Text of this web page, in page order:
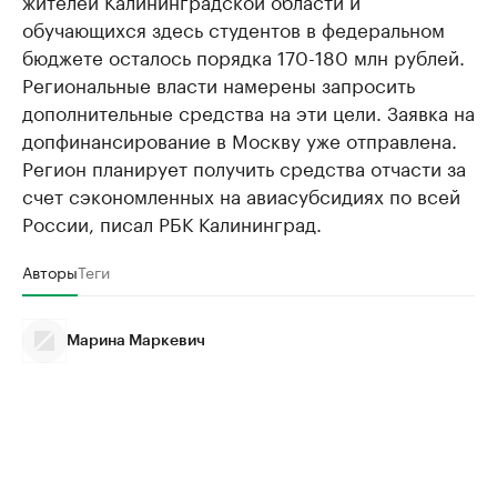
обучающихся здесь студентов в федеральном
бюджете осталось порядка 170-180 млн рублей.
Региональные власти намерены запросить
дополнительные средства на эти цели. Заявка на
допфинансирование в Москву уже отправлена.
Регион планирует получить средства отчасти за
счет сэкономленных на авиасубсидиях по всей
России, писал РБК Калининград.
АвторыТеги
Марина Маркевич